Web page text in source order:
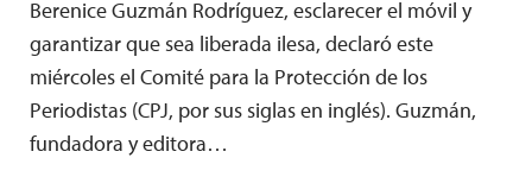
Berenice Guzmán Rodríguez, esclarecer el móvil y
garantizar que sea liberada ilesa, declaró este
miércoles el Comité para la Protección de los
Periodistas (CPJ, por sus siglas en inglés). Guzmán,
fundadora y editora…